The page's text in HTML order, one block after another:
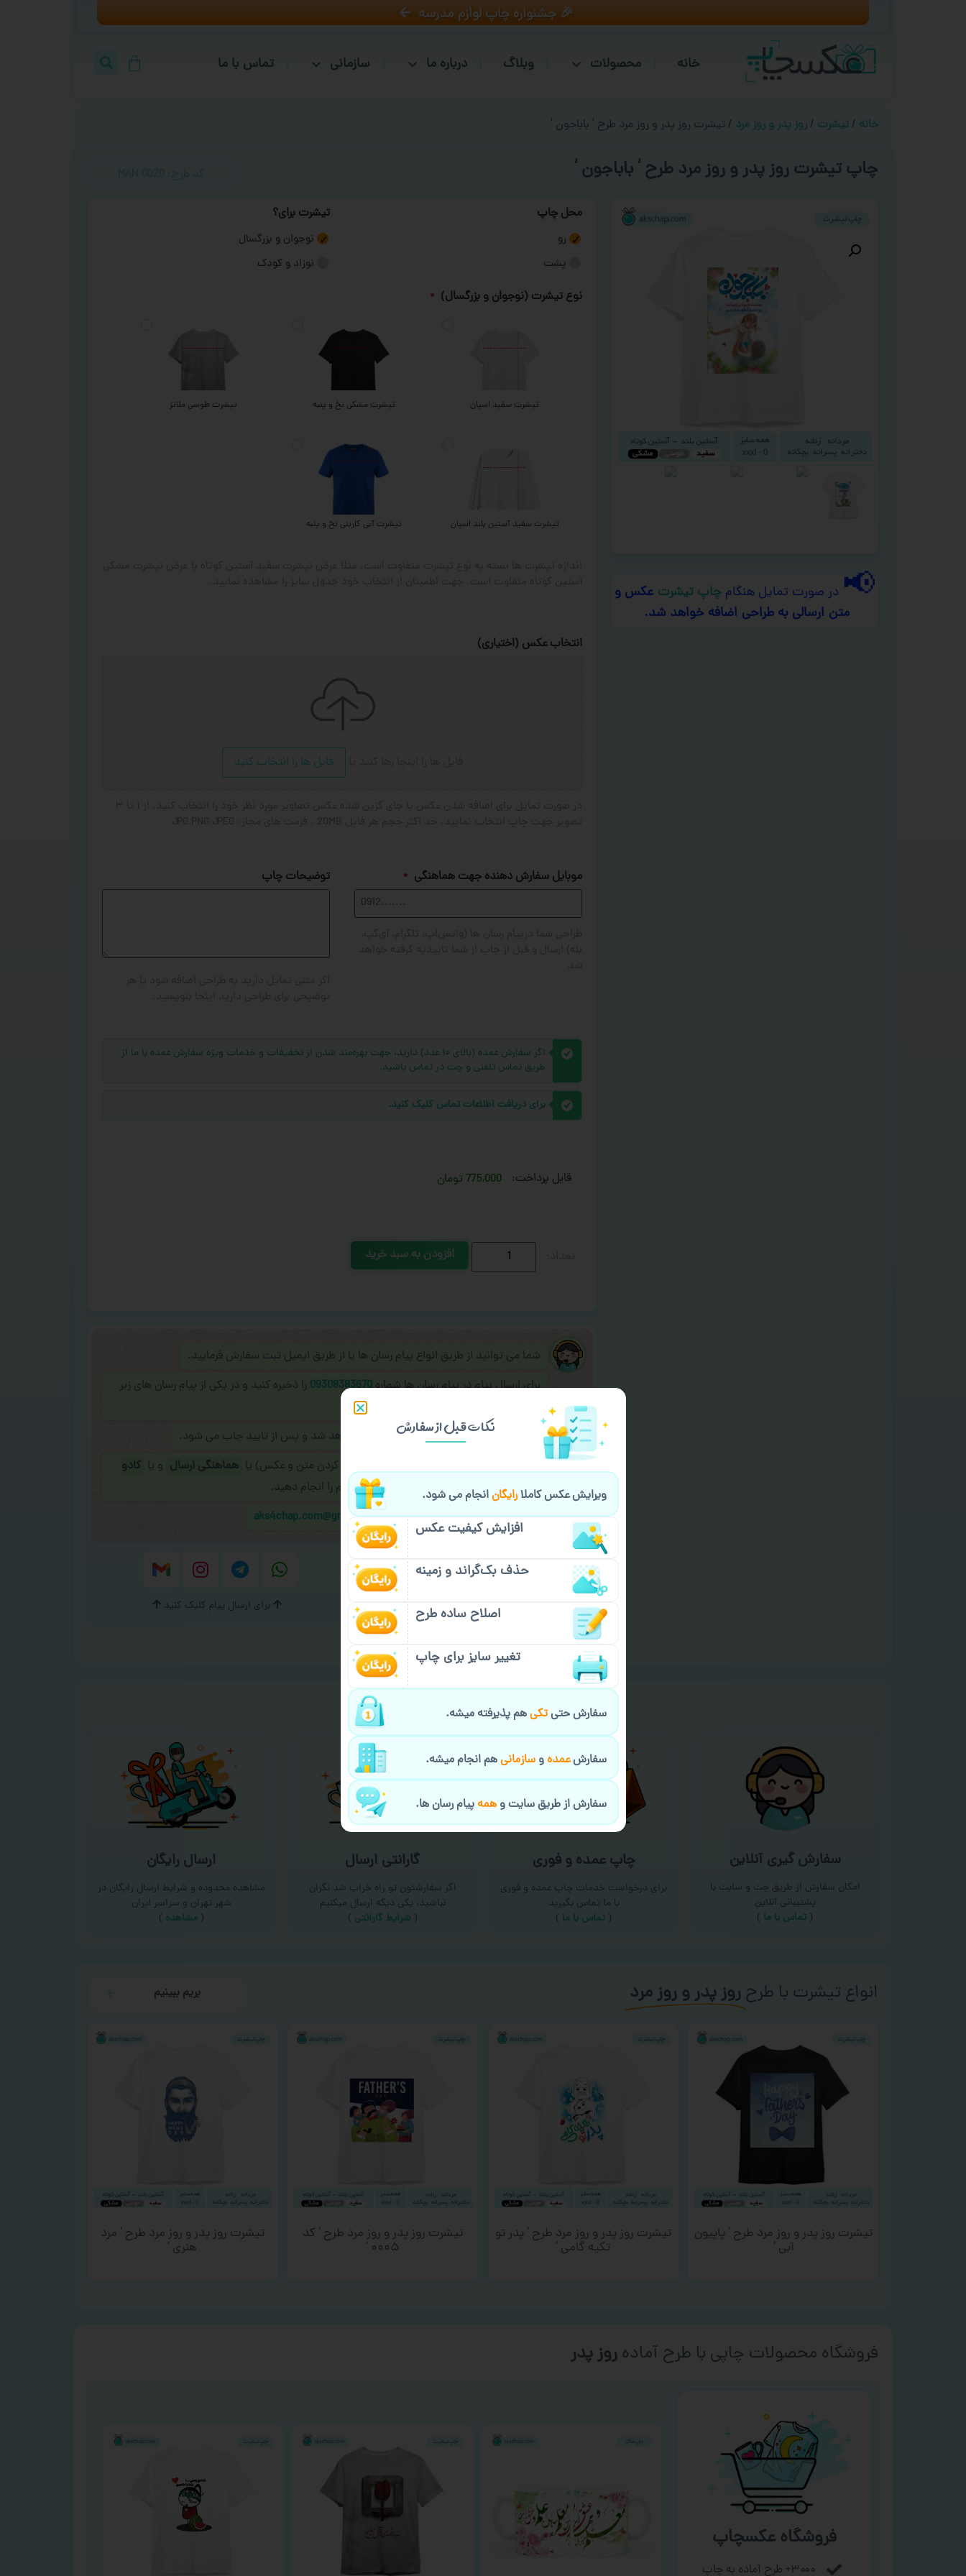
🎉 جشنواره چاپ لوازم مدرسه
خانه محصولات وبلاگ درباره ما سازمانی تماس با ما
خانه / تیشرت / روز پدر و روز مرد / تیشرت روز پدر و روز مرد طرح ‘ باباجون ‘
چاپ تیشرت روز پدر و روز مرد طرح ‘ باباجون ‘
📢 در صورت تمایل هنگام چاپ تیشرت عکس و
متن ارسالی به طراحی اضافه خواهد شد.
محل چاپ
رو
پشت
تیشرت برای؟
نوجوان و بزرگسال
نوزاد و کودک
نوع تیشرت (نوجوان و بزرگسال) *
تیشرت سفید اسپان تیشرت مشکی نخ و پنبه تیشرت طوسی ملانژ
تیشرت سفید آستین بلند اسپان تیشرت آبی کاربنی نخ و پنبه
انتخاب عکس (اختیاری)
فایل ها را انتخاب کنید
موبایل سفارش دهنده جهت هماهنگی * توضیحات چاپ
اگر سفارش عمده (بالای ۱۰ عدد) دارید، جهت بهره‌مند شدن از تخفیفات و خدمات ویژه سفارش عمده با ما از
طریق تماس تلفنی و چت در تماس باشید.
برای دریافت اطلاعات تماس کلیک کنید.
قابل پرداخت: 775,000 تومان
افزودن به سبد خرید
شما می توانید از طریق انواع پیام رسان ها یا از طریق ایمیل ثبت سفارش فرمایید.
برای ارسال پیام در پیام رسان ها شماره09308383670 را ذخیره کنید و در یکی از پیام رسان های زیر
طراحی نهایی قبل از چاپ برای شما ارسال خواهد شد و پس از تایید چاپ می شود.
(اضافه کردن متن و عکس) یا هماهنگی ارسال و یا کادو
کردن سفارش با اپراتو عکسچاپ هماهنگی لازم را انجام دهید.
ایمیل جهت ثبت یا پیگیری سفارش:aks4chap.com@gmail.com
برای ارسال پیام کلیک کنید
خیالت راحت از سفارش گیری
سفارش گیری آنلاین
امکان سفارش از طریق چت و سایت با
پشتیبانی آنلاین
( تماس با ما‌ )
چاپ عمده و فوری
برای درخواست خدمات چاپ عمده و فوری
با ما تماس بگیرید
( تماس با ما )
گارانتی ارسال
اگر سفارشتون تو راه خراب شد نگران
نباشید، یکی دیگه ارسال میکنیم
( شرایط گارانتی )
ارسال رایگان
مشاهده محدوده و شرایط ارسال رایگان در
شهر تهران و سراسر ایران
(مشاهده )
انواع تیشرت با طرحروز پدر و روز مرد بریم ببینیم
تیشرت روز پدر و روز مرد طرح ‘ پاپیون
آبی ‘
تیشرت روز پدر و روز مرد طرح ‘ پدر تو
تکیه گامی ‘
تیشرت روز پدر و روز مرد طرح ‘ کد
۰۰۰۵ ‘
تیشرت روز پدر و روز مرد طرح ‘ مرد
هنری ‘
فروشگاه محصولات چاپی با طرح آمادهروز پدر
فروشگاه عکسچاپ
۳۰۰۰+ طرح آماده به چاپ
نکات قبل از سفارش
ویرایش عکس کاملارایگانانجام می شود.
افزایش کیفیت عکس
حذف بک‌گراند و زمینه
اصلاح ساده طرح
تغییر سایز برای چاپ
سفارش حتیتکیهم پذیرفته میشه.
سفارشعمدهوسازمانیهم انجام میشه.
سفارش از طریق سایت وهمهپیام رسان ها.